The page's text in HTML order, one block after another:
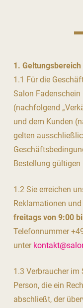
1. Geltungsbereich
1.1 Für die
Salon
(nachfolgend
und dem Kunden
gelten
Bestellung gültigen
1.2 Sie erreichen
Reklamationen
freitags von 9:00
Telefonnummer
unter
1.3 Verbraucher im
Person, die ein
abschließt, der